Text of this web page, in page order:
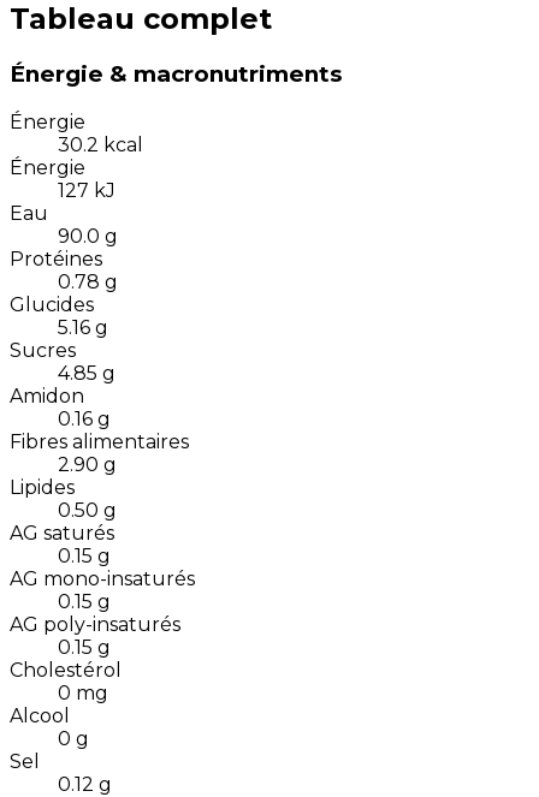
Tableau complet
Énergie & macronutriments
Énergie
30.2 kcal
Énergie
127 kJ
Eau
90.0 g
Protéines
0.78 g
Glucides
5.16 g
Sucres
4.85 g
Amidon
0.16 g
Fibres alimentaires
2.90 g
Lipides
0.50 g
AG saturés
0.15 g
AG mono-insaturés
0.15 g
AG poly-insaturés
0.15 g
Cholestérol
0 mg
Alcool
0 g
Sel
0.12 g